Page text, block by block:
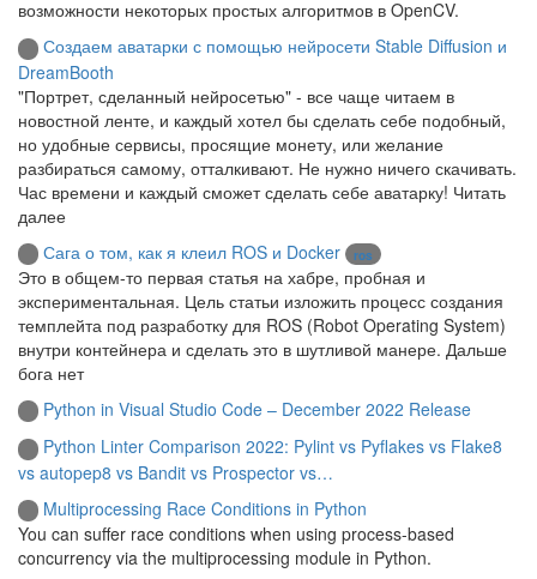
возможности некоторых простых алгоритмов в OpenCV.
Создаем аватарки с помощью нейросети Stable Diffusion и
DreamBooth
"Портрет, сделанный нейросетью" - все чаще читаем в
новостной ленте, и каждый хотел бы сделать себе подобный,
но удобные сервисы, просящие монету, или желание
разбираться самому, отталкивают. Не нужно ничего скачивать.
Час времени и каждый сможет сделать себе аватарку! Читать
далее
Сага о том, как я клеил ROS и Docker
ros
Это в общем-то первая статья на хабре, пробная и
экспериментальная. Цель статьи изложить процесс создания
темплейта под разработку для ROS (Robot Operating System)
внутри контейнера и сделать это в шутливой манере. Дальше
бога нет
Python in Visual Studio Code – December 2022 Release
Python Linter Comparison 2022: Pylint vs Pyflakes vs Flake8
vs autopep8 vs Bandit vs Prospector vs…
Multiprocessing Race Conditions in Python
You can suffer race conditions when using process-based
concurrency via the multiprocessing module in Python.